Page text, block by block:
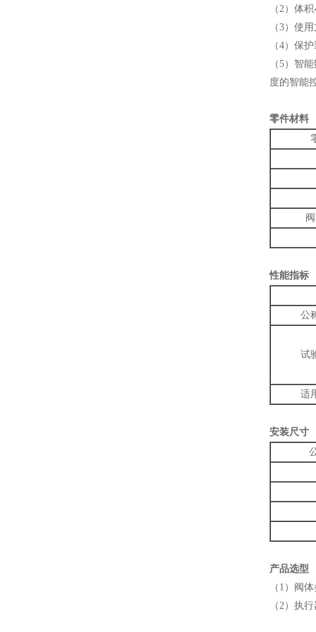
（2）体
（3）使
（4）保
（5）智
度的智能
零件材料
性能指标
公
试
适
安装尺寸
产品选型
（1）阀
（2）执